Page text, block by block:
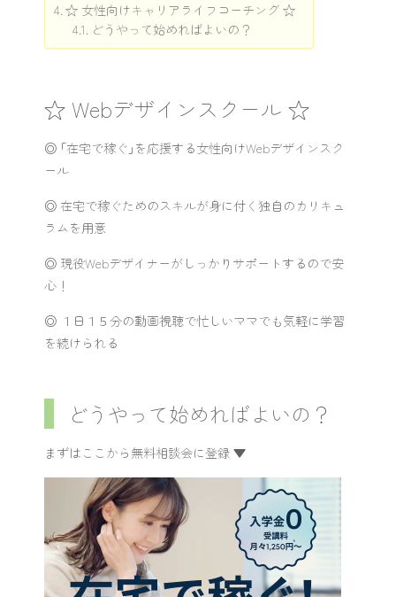
☆ 女性向けキャリアライフコーチング ☆
どうやって始めればよいの？
☆ Webデザインスクール ☆
◎ ｢在宅で稼ぐ｣を応援する女性向けWebデザインスク
ール
◎ 在宅で稼ぐためのスキルが身に付く独自のカリキュ
ラムを用意
◎ 現役Webデザイナーがしっかりサポートするので安
心！
◎ １日１５分の動画視聴で忙しいママでも気軽に学習
を続けられる
どうやって始めればよいの？
まずはここから無料相談会に登録 ▼